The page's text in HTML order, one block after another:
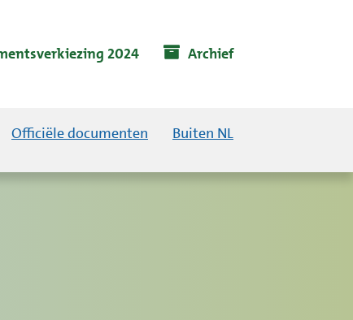
2024 Archief
Officiële documenten Buiten NL